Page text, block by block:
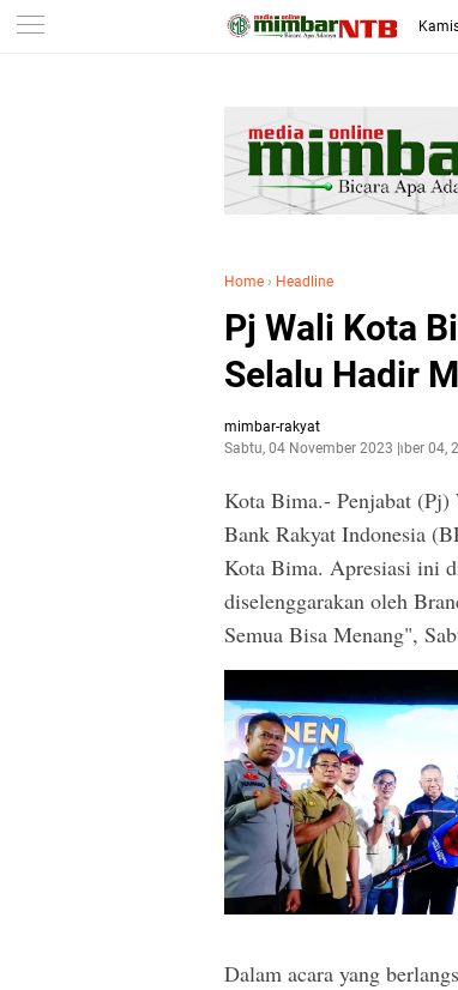
-->
Home › Headline
Pj Wali Kota
Selalu Hadir
mimbar-rakyat
Sabtu, 04 November 2023November 04,
Kota Bima.- Penjabat
Bank Rakyat Indonesia
Kota Bima. Apresiasi ini
diselenggarakan oleh
Semua Bisa Menang",
Dalam acara yang